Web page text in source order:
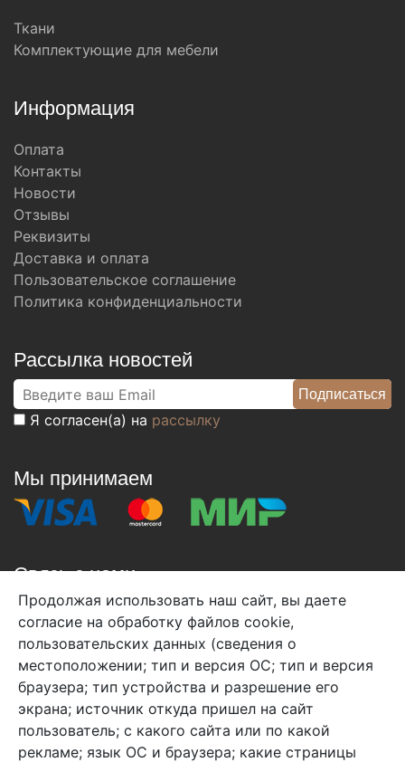
Ткани
Комплектующие для мебели
Информация
Оплата
Контакты
Новости
Отзывы
Реквизиты
Доставка и оплата
Пользовательское соглашение
Политика конфиденциальности
Рассылка новостей
Я согласен(а) на рассылку
Мы принимаем
Связь с нами
+7 (495) 933-38-08
info@arben-textile.ru- оптовые продажи
Арбен текстиль г. Щелково, пер.
Продолжая использовать наш сайт, вы даете
согласие на обработку файлов cookie,
пользовательских данных (сведения о
местоположении; тип и версия ОС; тип и версия
браузера; тип устройства и разрешение его
экрана; источник откуда пришел на сайт
пользователь; с какого сайта или по какой
рекламе; язык ОС и браузера; какие страницы